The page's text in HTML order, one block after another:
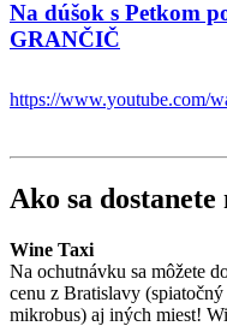
Na dúšok s Petkom
GRANČIČ
https://www.youtube.com/
Ako sa
Wine Taxi
Na ochutnávku sa môžete
cenu z Bratislavy
mikrobus) aj iných miest!